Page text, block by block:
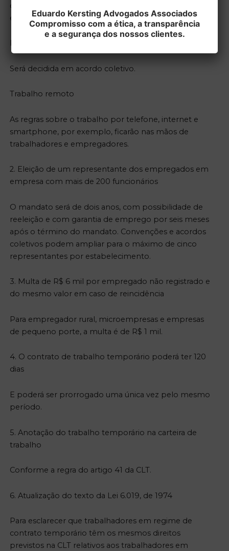
coletivo. Pode flexibilizar a exigência de ponto
eletrônico, por exemplo.
Remuneração por produtividade
Será decidida em acordo coletivo.
Trabalho remoto
As regras sobre o trabalho por telefone, internet e
smartphone, por exemplo, ficarão nas mãos de
trabalhadores e empregadores.
2. Eleição de um representante dos empregados em
empresa com mais de 200 funcionários
O mandato será de dois anos, com possibilidade de
reeleição e com garantia de emprego por seis meses
após o término do mandato. Convenções e acordos
coletivos podem ampliar para o máximo de cinco
representantes por estabelecimento.
3. Multa de R$ 6 mil por empregado não registrado e
do mesmo valor em caso de reincidência
Para empregador rural, microempresas e empresas
de pequeno porte, a multa é de R$ 1 mil.
4. O contrato de trabalho temporário poderá ter 120
dias
E poderá ser prorrogado uma única vez pelo mesmo
período.
5. Anotação do trabalho temporário na carteira de
trabalho
Conforme a regra do artigo 41 da CLT.
6. Atualização do texto da Lei 6.019, de 1974
Para esclarecer que trabalhadores em regime de
contrato temporário têm os mesmos direitos
previstos na CLT relativos aos trabalhadores em
Eduardo Kersting Advogados Associados
Compromisso com a ética, a transparência
e a segurança dos nossos clientes.